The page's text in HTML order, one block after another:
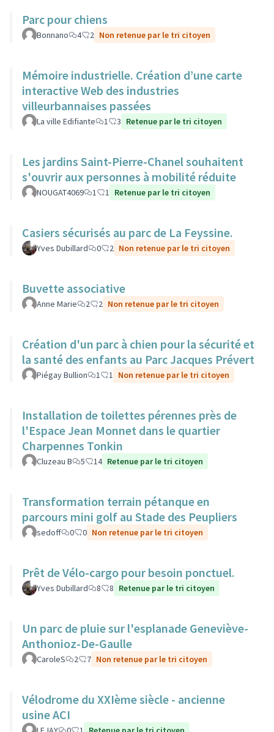
Parc pour chiens
Bonnano 4 2 Non retenue par le tri citoyen
Mémoire industrielle. Création d’une carte
interactive Web des industries
villeurbannaises passées
La ville Edifiante 1 3 Retenue par le tri citoyen
Les jardins Saint-Pierre-Chanel souhaitent
s'ouvrir aux personnes à mobilité réduite
NOUGAT4069 1 1 Retenue par le tri citoyen
Casiers sécurisés au parc de La Feyssine.
Yves Dubillard 0 2 Non retenue par le tri citoyen
Buvette associative
Anne Marie 2 2 Non retenue par le tri citoyen
Création d'un parc à chien pour la sécurité et
la santé des enfants au Parc Jacques Prévert
Piégay Bullion 1 1 Non retenue par le tri citoyen
Installation de toilettes pérennes près de
l'Espace Jean Monnet dans le quartier
Charpennes Tonkin
Cluzeau B 5 14 Retenue par le tri citoyen
Transformation terrain pétanque en
parcours mini golf au Stade des Peupliers
sedoff 0 0 Non retenue par le tri citoyen
Prêt de Vélo-cargo pour besoin ponctuel.
Yves Dubillard 8 8 Retenue par le tri citoyen
Un parc de pluie sur l'esplanade Geneviève-
Anthonioz-De-Gaulle
CaroleS 2 7 Non retenue par le tri citoyen
Vélodrome du XXIème siècle - ancienne
usine ACI